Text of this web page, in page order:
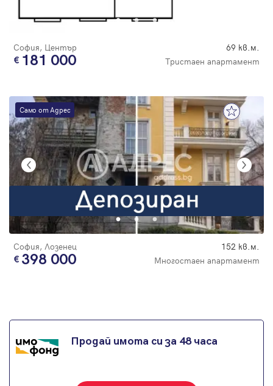
София, Център 69 кв.м.
181 000 Тристаен апартамент
Само от Адрес
София, Лозенец 152 кв.м.
398 000 Многостаен апартамент
Продай имота си за 48 часа